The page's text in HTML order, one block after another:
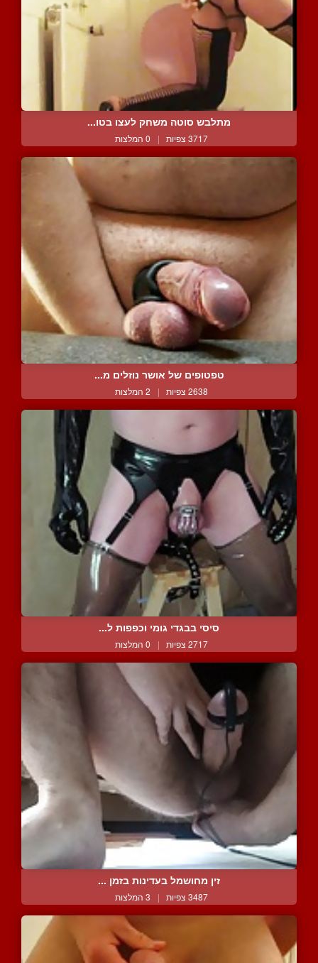
מתלבש סוטה משחק לעצו בטו...
3717 צפיות | 0 המלצות
טפטופים של אושר נוזלים מ...
2638 צפיות | 2 המלצות
סיסי בבגדי גומי וכפפות ל...
2717 צפיות | 0 המלצות
זין מחושמל בעדינות בזמן ...
3487 צפיות | 3 המלצות